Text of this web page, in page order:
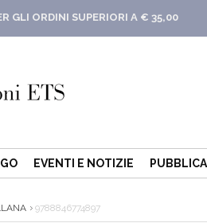
GLI ORDINI SUPERIORI A € 35,00
EVENTI E NOTIZIE
9788846774897